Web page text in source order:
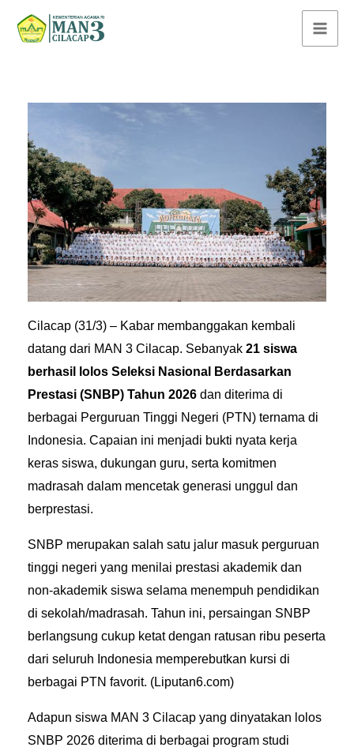
Cilacap (31/3) – Kabar membanggakan kembali
datang dari MAN 3 Cilacap. Sebanyak 21 siswa
berhasil lolos Seleksi Nasional Berdasarkan
Prestasi (SNBP) Tahun 2026dan diterima di
berbagai Perguruan Tinggi Negeri (PTN) ternama di
Indonesia. Capaian ini menjadi bukti nyata kerja
keras siswa, dukungan guru, serta komitmen
madrasah dalam mencetak generasi unggul dan
berprestasi.
SNBP merupakan salah satu jalur masuk perguruan
tinggi negeri yang menilai prestasi akademik dan
non-akademik siswa selama menempuh pendidikan
di sekolah/madrasah. Tahun ini, persaingan SNBP
berlangsung cukup ketat dengan ratusan ribu peserta
dari seluruh Indonesia memperebutkan kursi di
berbagai PTN favorit. (Liputan6.com)
Adapun siswa MAN 3 Cilacap yang dinyatakan lolos
SNBP 2026 diterima di berbagai program studi